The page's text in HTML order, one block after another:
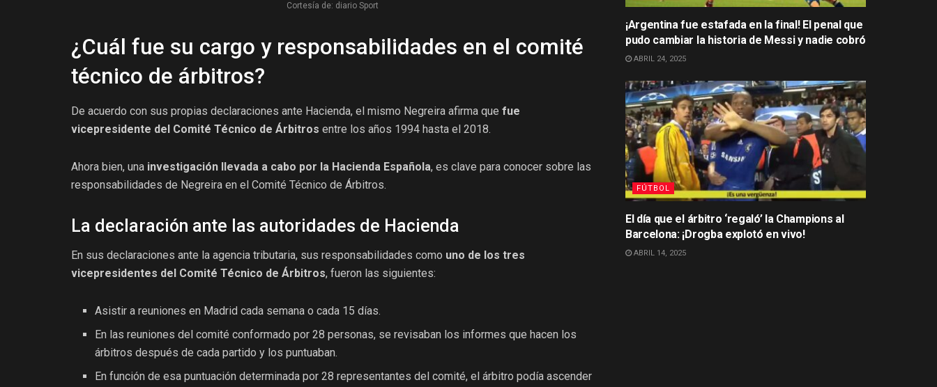
Cortesía de: diario Sport
¿Cuál fue su cargo y responsabilidades en el comité
técnico de árbitros?
De acuerdo con sus propias declaraciones ante Hacienda, el mismo Negreira afirma que fue
vicepresidente del Comité Técnico de Árbitros entre los años 1994 hasta el 2018.
Ahora bien, una investigación llevada a cabo por la Hacienda Española, es clave para conocer sobre las
responsabilidades de Negreira en el Comité Técnico de Árbitros.
La declaración ante las autoridades de Hacienda
En sus declaraciones ante la agencia tributaria, sus responsabilidades como uno de los tres
vicepresidentes del Comité Técnico de Árbitros, fueron las siguientes:
Asistir a reuniones en Madrid cada semana o cada 15 días.
En las reuniones del comité conformado por 28 personas, se revisaban los informes que hacen los
árbitros después de cada partido y los puntuaban.
En función de esa puntuación determinada por 28 representantes del comité, el árbitro podía ascender
¡Argentina fue estafada en la final! El penal que
pudo cambiar la historia de Messi y nadie cobró
ABRIL 24, 2025
FÚTBOL
El día que el árbitro ‘regaló’ la Champions al
Barcelona: ¡Drogba explotó en vivo!
ABRIL 14, 2025